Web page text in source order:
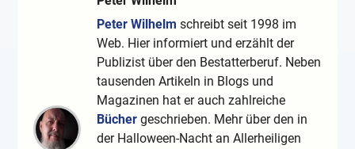
Peter Wilhelm schreibt seit 1998 im
Web. Hier informiert und erzählt der
Publizist über den Bestatterberuf. Neben
tausenden Artikeln in Blogs und
Magazinen hat er auch zahlreiche
Bücher geschrieben. Mehr über den in
der Halloween-Nacht an Allerheiligen